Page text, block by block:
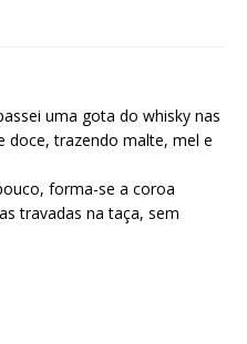
uma gota do whisky nas
doce, trazendo malte, mel e
forma-se a coroa
travadas na taça, sem